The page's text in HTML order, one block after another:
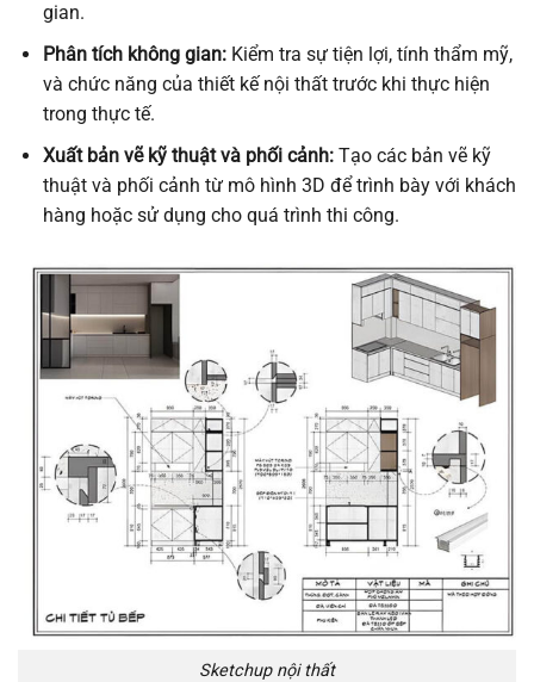
gian.
Phân tích không gian:Kiểm tra sự tiện lợi, tính thẩm mỹ,
và chức năng của thiết kế nội thất trước khi thực hiện
trong thực tế.
Xuất bản vẽ kỹ thuật và phối cảnh:Tạo các bản vẽ kỹ
thuật và phối cảnh từ mô hình 3D để trình bày với khách
hàng hoặc sử dụng cho quá trình thi công.
Sketchup nội thất